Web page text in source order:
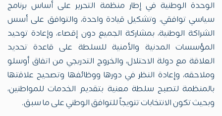
الوحدة الوطنية في إطار منظمة التحرير على أساس برنامج
سياسي توافقي، وتشكيل قيادة واحدة، والتوافق على أسس
الشراكة الوطنية، بمشاركة الجميع دون إقصاء، وإعادة توحيد
المؤسسات المدنية والأمنية للسلطة على قاعدة تحديد
العلاقة مع دولة الاحتلال، والخروج التدريجي من اتفاق أوسلو
وملاحقه، وإعادة النظر في دورها ووظائفها وتصحيح علاقتها
بالمنظمة لتصبح سلطة معنية بتقديم الخدمات للمواطنين،
وبحيث تكون الانتخابات تتويجاً للتوافق الوطني على ما سبق.